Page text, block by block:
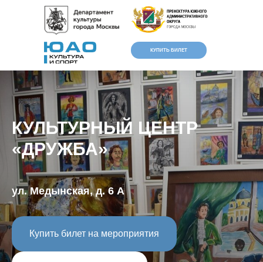
Версия для
слабовидящих
КУПИТЬ БИЛЕТ
КУЛЬТУРНЫЙ ЦЕНТР
«ДРУЖБА»
ул. Медынская, д. 6 А
Купить билет на мероприятия